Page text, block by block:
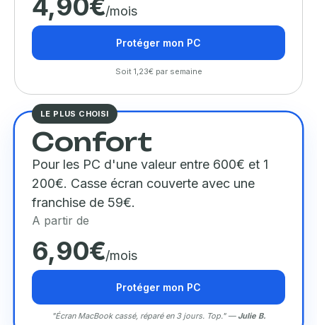
4,90€/mois
Protéger mon PC
Soit 1,23€ par semaine
LE PLUS CHOISI
Confort
Pour les PC d'une valeur entre 600€ et 1
200€. Casse écran couverte avec une
franchise de 59€.
A partir de
6,90€/mois
Protéger mon PC
"Écran MacBook cassé, réparé en 3 jours. Top." — Julie B.